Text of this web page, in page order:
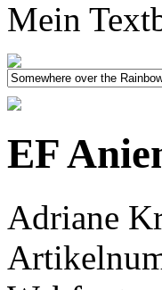
Mein
EF
Adriane